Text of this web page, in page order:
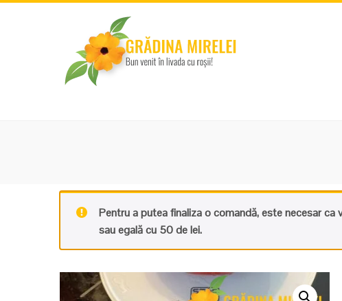
Pentru a putea finaliza o comandă, este necesar
sau egală cu 50 de lei.